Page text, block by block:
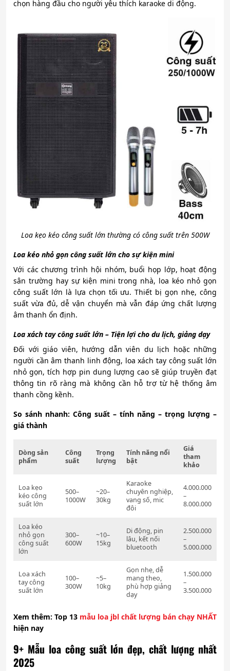
chọn hàng đầu cho người yêu thích karaoke di động.
Loa kẹo kéo công suất lớn thường có công suất trên 500W
Loa kéo nhỏ gọn công suất lớn cho sự kiện mini
Với các chương trình hội nhóm, buổi họp lớp, hoạt động
sân trường hay sự kiện mini trong nhà, loa kéo nhỏ gọn
công suất lớn là lựa chọn tối ưu. Thiết bị gọn nhẹ, công
suất vừa đủ, dễ vận chuyển mà vẫn đáp ứng chất lượng
âm thanh ổn định.
Loa xách tay công suất lớn – Tiện lợi cho du lịch, giảng dạy
Đối với giáo viên, hướng dẫn viên du lịch hoặc những
người cần âm thanh linh động, loa xách tay công suất lớn
nhỏ gọn, tích hợp pin dung lượng cao sẽ giúp truyền đạt
thông tin rõ ràng mà không cần hỗ trợ từ hệ thống âm
thanh cồng kềnh.
So sánh nhanh: Công suất – tính năng – trọng lượng –
giá thành
Dòng sản
phẩm
Công
suất
Trọng
lượng
Tính năng nổi
bật
Giá
tham
khảo
Loa kẹo
kéo công
suất lớn
500–
1000W
~20–
30kg
Karaoke
chuyên nghiệp,
vang số, mic
đôi
4.000.000
–
8.000.000
Loa kéo
nhỏ gọn
công suất
lớn
300–
600W
~10–
15kg
Di động, pin
lâu, kết nối
bluetooth
2.500.000
–
5.000.000
Loa xách
tay công
suất lớn
100–
300W
~5–
10kg
Gọn nhẹ, dễ
mang theo,
phù hợp giảng
dạy
1.500.000
–
3.500.000
Xem thêm: Top 13 mẫu loa jbl chất lượng bán chạy NHẤT
hiện nay
9+ Mẫu loa công suất lớn đẹp, chất lượng nhất
2025